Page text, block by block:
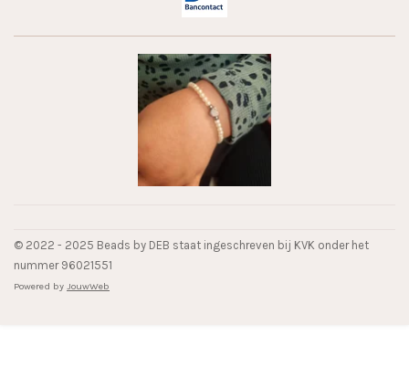
© 2022 - 2025 Beads by DEB staat ingeschreven bij KVK onder het
nummer 96021551
Powered by JouwWeb